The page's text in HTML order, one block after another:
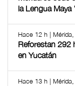
la Lengua Maya
Hace 12 h |
Reforestan 292
en Yucatán
Hace 13 h |